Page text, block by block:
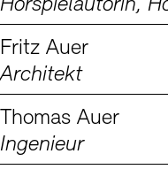
Nachhaltigkeit
Digitale Sammlungen
Fritz Auer
Architekt
Thomas Auer
Ingenieur